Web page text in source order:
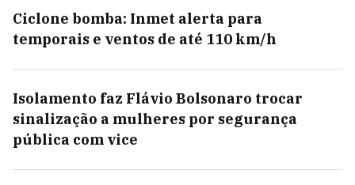
Ciclone bomba: Inmet alerta para
temporais e ventos de até 110 km/h
Isolamento faz Flávio Bolsonaro trocar
sinalização a mulheres por segurança
pública com vice